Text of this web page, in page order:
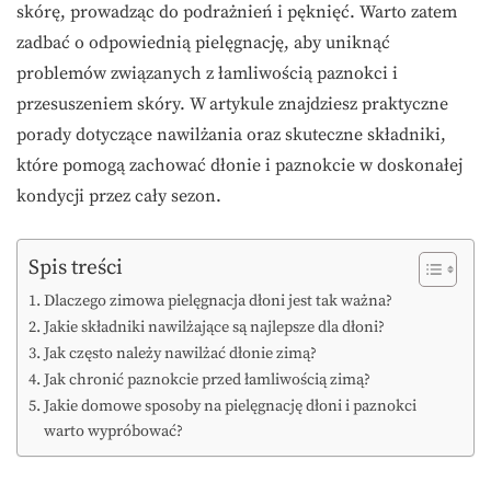
skórę, prowadząc do podrażnień i pęknięć. Warto zatem
zadbać o odpowiednią pielęgnację, aby uniknąć
problemów związanych z łamliwością paznokci i
przesuszeniem skóry. W artykule znajdziesz praktyczne
porady dotyczące nawilżania oraz skuteczne składniki,
które pomogą zachować dłonie i paznokcie w doskonałej
kondycji przez cały sezon.
Spis treści
Dlaczego zimowa pielęgnacja dłoni jest tak ważna?
Jakie składniki nawilżające są najlepsze dla dłoni?
Jak często należy nawilżać dłonie zimą?
Jak chronić paznokcie przed łamliwością zimą?
Jakie domowe sposoby na pielęgnację dłoni i paznokci
warto wypróbować?